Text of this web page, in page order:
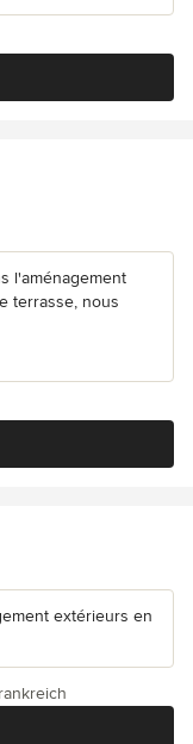
l'aménagement
terrasse, nous
extérieurs en